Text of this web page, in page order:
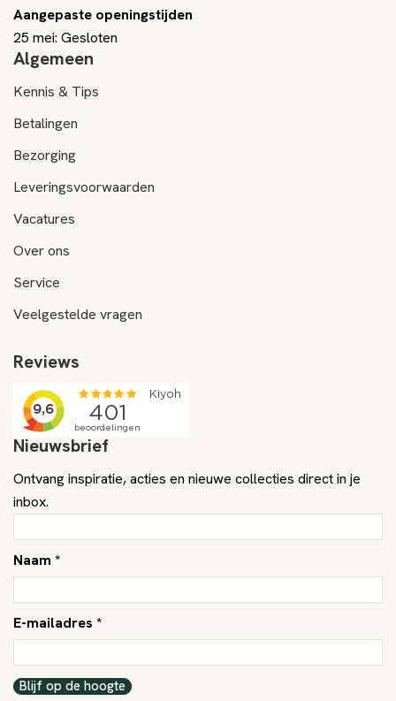
Aangepaste openingstijden
25 mei: Gesloten
Algemeen
Kennis & Tips
Betalingen
Bezorging
Leveringsvoorwaarden
Vacatures
Over ons
Service
Veelgestelde vragen
Reviews
Nieuwsbrief
Ontvang inspiratie, acties en nieuwe collecties direct in je
inbox.
Naam *
E-mailadres *
Blijf op de hoogte